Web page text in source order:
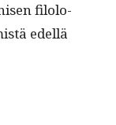
filolo­
edel­lä